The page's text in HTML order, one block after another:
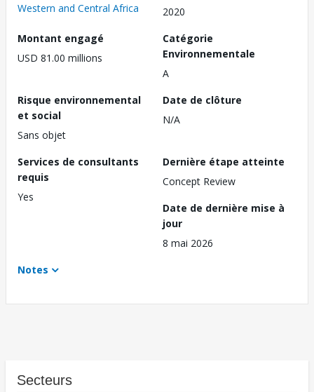
Western and Central Africa
2020
Montant engagé
USD 81.00 millions
Catégorie
Environnementale
A
Risque environnemental
et social
Sans objet
Date de clôture
N/A
Services de consultants
requis
Yes
Dernière étape atteinte
Concept Review
Date de dernière mise à
jour
8 mai 2026
Notes
Secteurs